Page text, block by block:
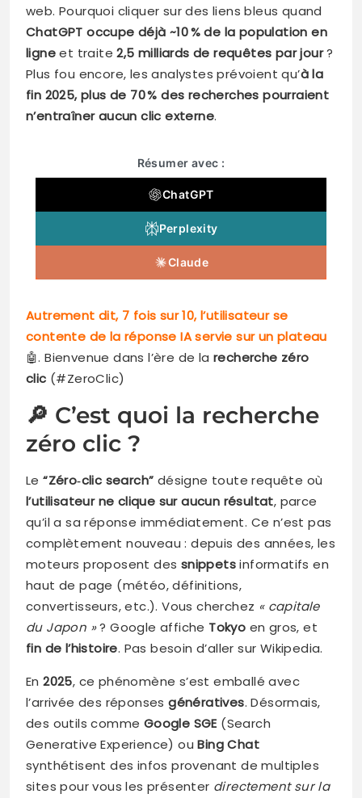
web. Pourquoi cliquer sur des liens bleus quand
ChatGPT occupe déjà ~10 % de la population en
ligneet traite2,5 milliards de requêtes par jour?
Plus fou encore, les analystes prévoient qu’à la
fin 2025, plus de 70 % des recherches pourraient
n’entraîner aucun clic externe.
Résumer avec :
ChatGPT
Perplexity
Claude
Autrement dit, 7 fois sur 10, l’utilisateur se
contente de la réponse IA servie sur un plateau
🤖. Bienvenue dans l’ère de la recherche zéro
clic (#ZeroClic)
🔎 C’est quoi la recherche
zéro clic ?
Le“Zéro‑clic search” désigne toute requête où
l’utilisateur ne clique sur aucun résultat, parce
qu’il a sa réponse immédiatement. Ce n’est pas
complètement nouveau : depuis des années, les
moteurs proposent des snippetsinformatifs en
haut de page (météo, définitions,
convertisseurs, etc.). Vous cherchez « capitale
du Japon »? Google affiche Tokyo en gros, et
fin de l’histoire. Pas besoin d’aller sur Wikipedia.
En2025, ce phénomène s’est emballé avec
l’arrivée des réponsesgénératives. Désormais,
des outils comme Google SGE (Search
Generative Experience) ouBing Chat
synthétisent des infos provenant de multiples
sites pour vous les présenter directement sur la